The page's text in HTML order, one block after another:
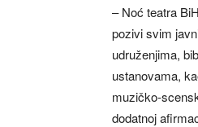
– Noć teatra
pozivi svim
udruženjima,
ustanovama,
muzičko-
dodatnoj